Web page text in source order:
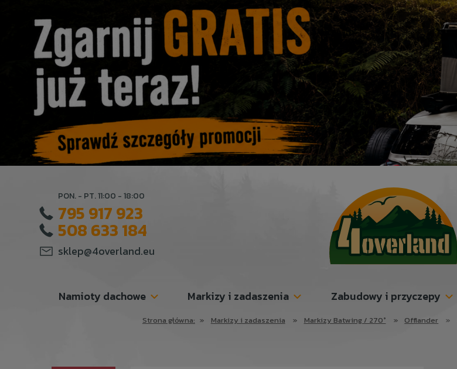
PON. - PT. 11:00 - 18:00
795 917 923
508 633 184
sklep@4overland.eu
Namioty dachowe Markizy i zadaszenia Zabudowy i przyczepy
Strona główna: » Markizy i zadaszenia » Markizy Batwing / 270° » Offlander »